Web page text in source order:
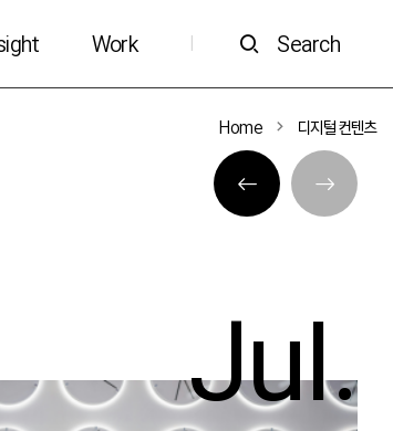
Work Search
Home 디지털 컨텐츠
Jul.